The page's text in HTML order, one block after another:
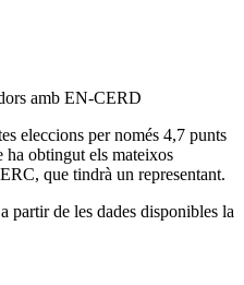
amb EN-CERD
eleccions per només 4,7 punts
obtingut els mateixos
que tindrà un representant.
partir de les dades disponibles la